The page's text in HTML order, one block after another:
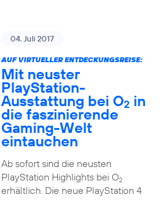
04. Juli 2017
AUF VIRTUELLER ENTDECKUNGSREISE:
Mit neuster
PlayStation-
Ausstattung bei O2 in
die faszinierende
Gaming-Welt
eintauchen
Ab sofort sind die neusten
PlayStation Highlights bei O2
erhältlich. Die neue PlayStation 4